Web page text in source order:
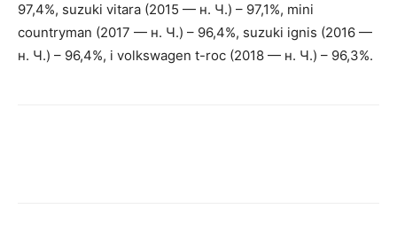
97,4%, suzuki vitara (2015 — н. Ч.) – 97,1%, mini
countryman (2017 — н. Ч.) – 96,4%, suzuki ignis (2016 —
н. Ч.) – 96,4%, і volkswagen t-roc (2018 — н. Ч.) – 96,3%.